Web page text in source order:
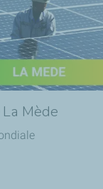
Mède